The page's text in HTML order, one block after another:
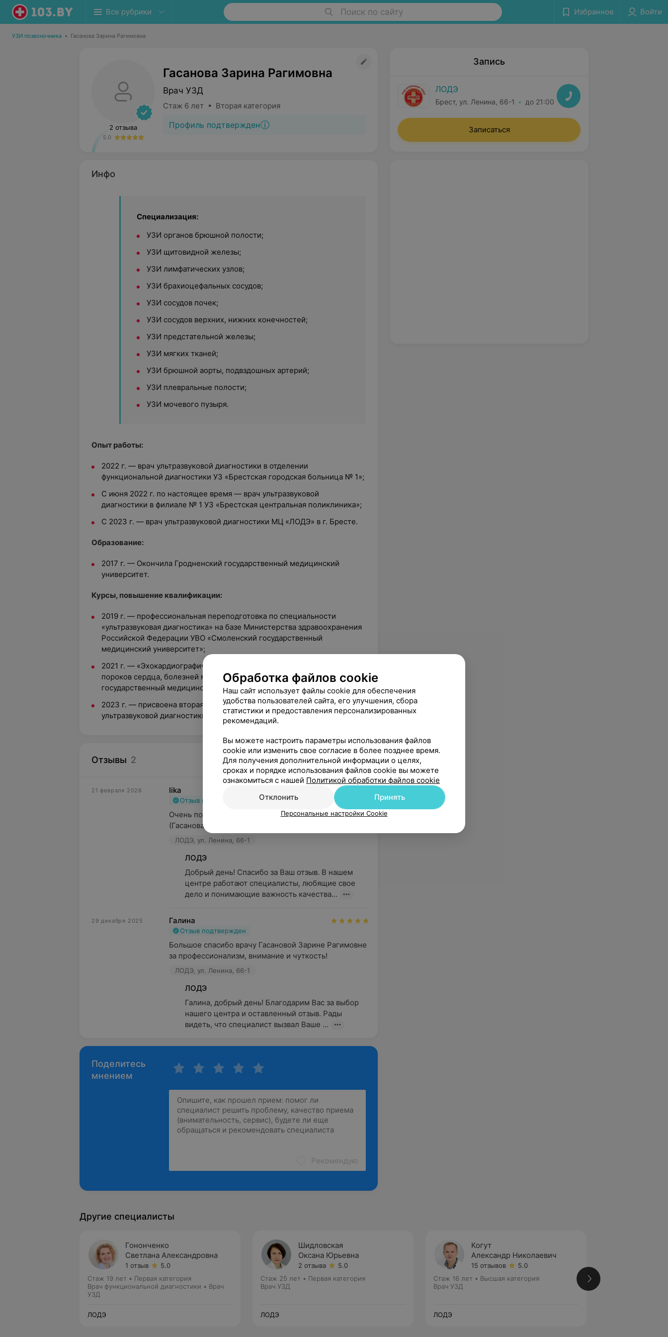
Все рубрики Поиск по сайту Избранное Войти
УЗИ позвоночника • Гасанова Зарина Рагимовна
2 отзыва
5.0
Гасанова Зарина Рагимовна
Врач УЗД
Стаж 6 лет • Вторая категория
Профиль подтвержден
Инфо
Специализация:
УЗИ органов брюшной полости;
УЗИ щитовидной железы;
УЗИ лимфатических узлов;
УЗИ брахиоцефальных сосудов;
УЗИ сосудов почек;
УЗИ сосудов верхних, нижних конечностей;
УЗИ предстательной железы;
УЗИ мягких тканей;
УЗИ брюшной аорты, подвздошных артерий;
УЗИ плевральные полости;
УЗИ мочевого пузыря.
Опыт работы:
2022 г. — врач ультразвуковой диагностики в отделении
функциональной диагностики УЗ «Брестская городская больница № 1»;
С июня 2022 г. по настоящее время — врач ультразвуковой
диагностики в филиале № 1 УЗ «Брестская центральная поликлиника»;
С 2023 г. — врач ультразвуковой диагностики МЦ «ЛОДЭ» в г. Бресте.
Образование:
2017 г. — Окончила Гродненский государственный медицинский
университет.
Курсы, повышение квалификации:
2019 г. — профессиональная переподготовка по специальности
«ультразвуковая диагностика» на базе Министерства здравоохранения
Российской Федерации УВО «Смоленский государственный
медицинский университет»;
2021 г. — «Эхокардиографическая диагностика приобретенных
пороков сердца, болезней миокарда и эндокарда», УО «Гомельский
государственный медицинский университет»;
2023 г. — присвоена вторая квалификационная категория врача
ультразвуковой диагностики.
Отзывы 2 5.0 ЛОДЭ, ул. Ленина, 66-1
21 февраля 2026 lika
Отзыв подтвержден
Очень понравилось отношение и работа врача
(Гасанова), а также администрация
ЛОДЭ, ул. Ленина, 66-1
ЛОДЭ
Добрый день! Спасибо за Ваш отзыв. В нашем
центре работают специалисты, любящие свое
дело и понимающие важность качества...
29 декабря 2025 Галина
Отзыв подтвержден
Большое спасибо врачу Гасановой Зарине Рагимовне
за профессионализм, внимание и чуткость!
ЛОДЭ, ул. Ленина, 66-1
ЛОДЭ
Галина, добрый день! Благодарим Вас за выбор
нашего центра и оставленный отзыв. Рады
видеть, что специалист вызвал Ваше ...
Поделитесь
мнением
Рекомендую
Запись
ЛОДЭ
Брест, ул. Ленина, 66-1 до 21:00
Записаться
Другие специалисты
Гононченко
Светлана Александровна
1 отзыв
5.0
Стаж 19 лет • Первая категория
Врач функциональной диагностики • Врач
УЗД
ЛОДЭ
Шидловская
Оксана Юрьевна
2 отзыва
5.0
Стаж 25 лет • Первая категория
Врач УЗД
ЛОДЭ
Когут
Александр Николаевич
15 отзывов
5.0
Стаж 16 лет • Высшая категория
Врач УЗД
ЛОДЭ
Обработка файлов cookie
Наш сайт использует файлы cookie для обеспечения
удобства пользователей сайта, его улучшения, сбора
статистики и предоставления персонализированных
рекомендаций.
Вы можете настроить параметры использования файлов
cookie или изменить свое согласие в более позднее время.
Для получения дополнительной информации о целях,
сроках и порядке использования файлов cookie вы можете
ознакомиться с нашей Политикой обработки файлов cookie
Отклонить
Принять
Персональные настройки Cookie